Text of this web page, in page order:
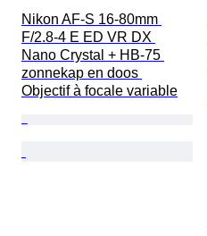
Nikon AF-S 16-80mm
F/2.8-4 E ED VR DX
Nano Crystal + HB-75
zonnekap en doos
Objectif à focale variable